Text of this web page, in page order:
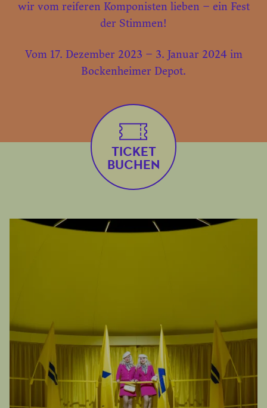
wir vom reiferen Komponisten lieben – ein Fest
der Stimmen!
Vom 17. Dezember 2023 – 3. Januar 2024 im
Bockenheimer Depot.
TICKET
BUCHEN